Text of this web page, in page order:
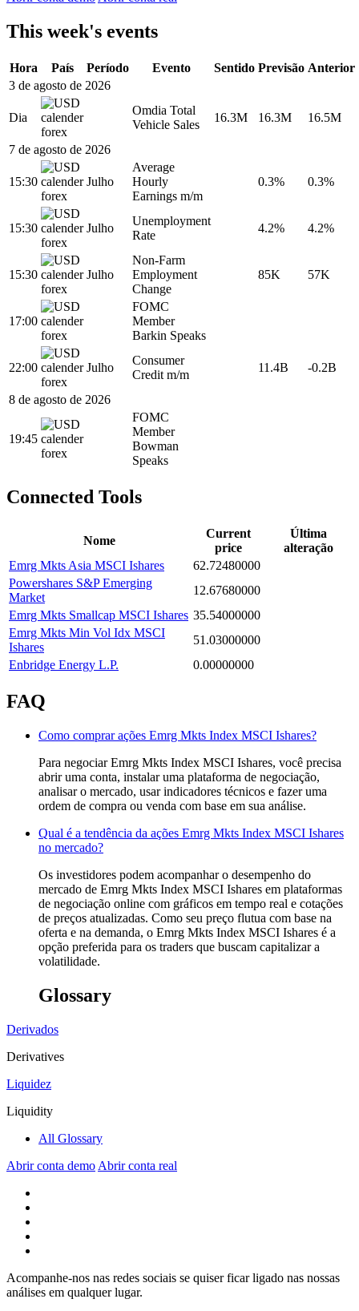
This week's events
Hora País Período Evento Sentido Previsão Anterior
3 de agosto de 2026
Dia
Omdia Total
Vehicle Sales
16.3M 16.3M 16.5M
7 de agosto de 2026
15:30 Julho
Average
Hourly
Earnings m/m
0.3% 0.3%
15:30 Julho
Unemployment
Rate
4.2% 4.2%
15:30 Julho
Non-Farm
Employment
Change
85K 57K
17:00
FOMC
Member
Barkin Speaks
22:00 Julho
Consumer
Credit m/m
11.4B -0.2B
8 de agosto de 2026
19:45
FOMC
Member
Bowman
Speaks
Connected Tools
Nome
Current
price
Última
alteração
Emrg Mkts Asia MSCI Ishares
62.72480000
Powershares S&P Emerging
Market
12.67680000
Emrg Mkts Smallcap MSCI Ishares 35.54000000
Emrg Mkts Min Vol Idx MSCI
Ishares
51.03000000
Enbridge Energy L.P.
0.00000000
FAQ
Como comprar ações Emrg Mkts Index MSCI Ishares?
Para negociar Emrg Mkts Index MSCI Ishares, você precisa
abrir uma conta, instalar uma plataforma de negociação,
analisar o mercado, usar indicadores técnicos e fazer uma
ordem de compra ou venda com base em sua análise.
Qual é a tendência da ações Emrg Mkts Index MSCI Ishares
no mercado?
Os investidores podem acompanhar o desempenho do
mercado de Emrg Mkts Index MSCI Ishares em plataformas
de negociação online com gráficos em tempo real e cotações
de preços atualizadas. Como seu preço flutua com base na
oferta e na demanda, o Emrg Mkts Index MSCI Ishares é a
opção preferida para os traders que buscam capitalizar a
volatilidade.
Glossary
Derivados
Derivatives
Liquidez
Liquidity
All Glossary
Abrir conta demo Abrir conta real
Acompanhe-nos nas redes sociais se quiser ficar ligado nas nossas
análises em qualquer lugar.